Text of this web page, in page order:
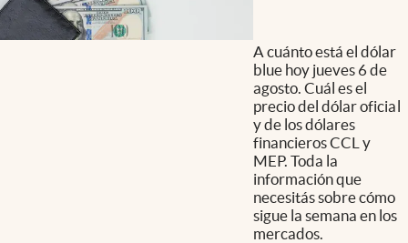
A cuánto está el dólar
blue hoy jueves 6 de
agosto. Cuál es el
precio del dólar oficial
y de los dólares
financieros CCL y
MEP. Toda la
información que
necesitás sobre cómo
sigue la semana en los
mercados.